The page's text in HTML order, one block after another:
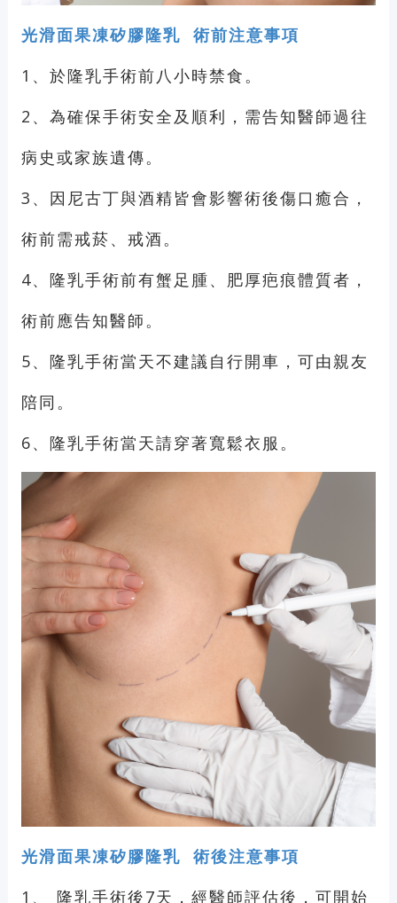
光滑面果凍矽膠隆乳 術前注意事項
1、於隆乳手術前八小時禁食。
2、為確保手術安全及順利，需告知醫師過往
病史或家族遺傳。
3、因尼古丁與酒精皆會影響術後傷口癒合，
術前需戒菸、戒酒。
4、隆乳手術前有蟹足腫、肥厚疤痕體質者，
術前應告知醫師。
5、隆乳手術當天不建議自行開車，可由親友
陪同。
6、隆乳手術當天請穿著寬鬆衣服。
光滑面果凍矽膠隆乳 術後注意事項
1、
隆乳手術後7天，經醫師評估後，可開始